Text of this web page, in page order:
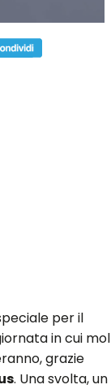
per il
in cui
grazie
. Una svolta, un